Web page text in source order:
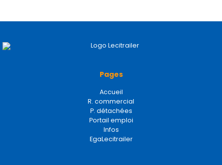
Pages
Accueil
R. commercial
P. détachées
Portail emploi
Infos
EgaLecitrailer